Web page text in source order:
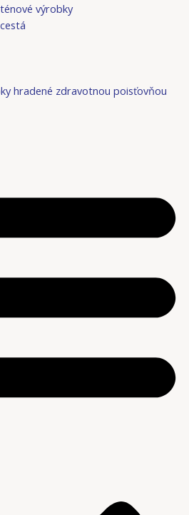
výrobky
hradené zdravotnou poisťovňou